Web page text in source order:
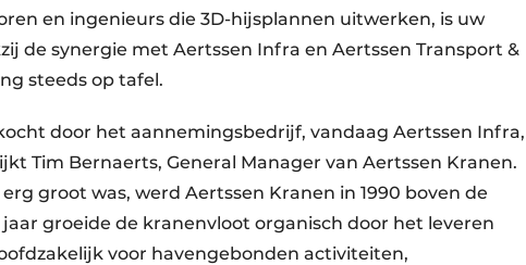
en ingenieurs die 3D-hijsplannen uitwerken, is uw
de synergie met Aertssen Infra en Aertssen Transport &
steeds op tafel.
door het aannemingsbedrijf, vandaag Aertssen Infra,
Tim Bernaerts, General Manager van Aertssen Kranen.
groot was, werd Aertssen Kranen in 1990 boven de
groeide de kranenvloot organisch door het leveren
voor havengebonden activiteiten,